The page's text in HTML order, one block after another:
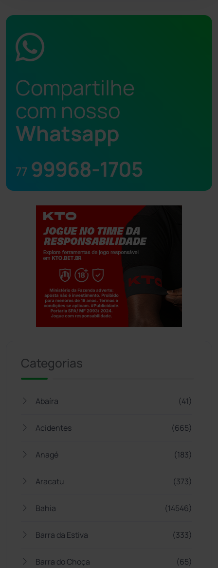
Compartilhe
com nosso
Whatsapp
77 99968-1705
Categorias
Abaíra (41)
Acidentes (665)
Anagé (183)
Aracatu (373)
Bahia (14546)
Barra da Estiva (333)
Barra do Choça (65)